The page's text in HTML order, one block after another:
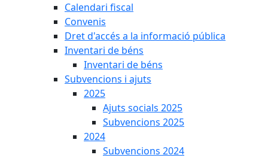
Calendari fiscal
Convenis
Dret d'accés a la informació pública
Inventari de béns
Inventari de béns
Subvencions i ajuts
2025
Ajuts socials 2025
Subvencions 2025
2024
Subvencions 2024